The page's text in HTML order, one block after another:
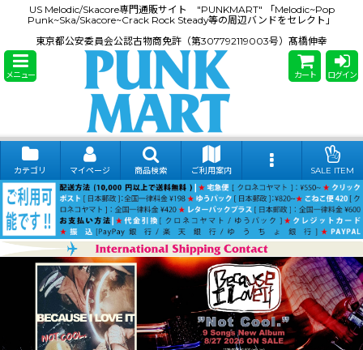
US Melodic/Skacore専門通販サイト "PUNKMART" 「Melodic~Pop
Punk~Ska/Skacore~Crack Rock Steady等の周辺バンドをセレクト」
東京都公安委員会公認古物商免許（第307792119003号）髙橋伸幸
メニュー カート ログイン
カテゴリ マイページ 商品検索 ご利用案内 SALE ITEM